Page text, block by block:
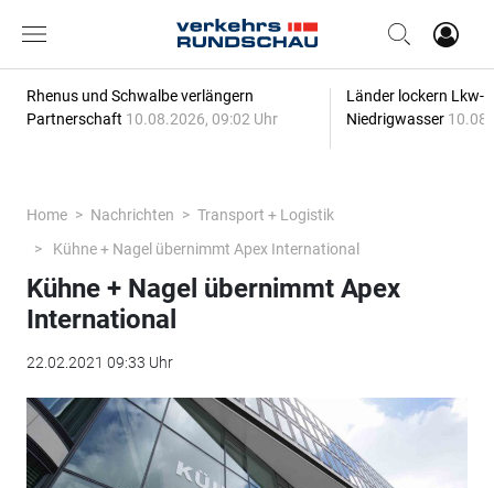
Rhenus und Schwalbe verlängern
Partnerschaft 10.08.2026, 09:02 Uhr
Länder lockern Lkw-
Niedrigwasser
Home Nachrichten
Transport + Logistik
Kühne + Nagel übernimmt Apex International
Kühne + Nagel übernimmt Apex
International
22.02.2021 09:33 Uhr